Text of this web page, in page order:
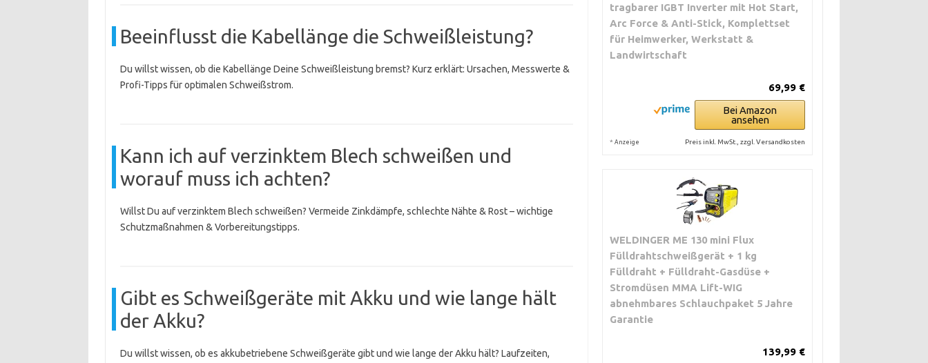
Beeinflusst die Kabellänge die Schweißleistung?
Du willst wissen, ob die Kabellänge Deine Schweißleistung bremst? Kurz erklärt: Ursachen, Messwerte &
Profi-Tipps für optimalen Schweißstrom.
Kann ich auf verzinktem Blech schweißen und
worauf muss ich achten?
Willst Du auf verzinktem Blech schweißen? Vermeide Zinkdämpfe, schlechte Nähte & Rost – wichtige
Schutzmaßnahmen & Vorbereitungstipps.
Gibt es Schweißgeräte mit Akku und wie lange hält
der Akku?
Du willst wissen, ob es akkubetriebene Schweißgeräte gibt und wie lange der Akku hält? Laufzeiten,
tragbarer IGBT Inverter mit Hot Start,
Arc Force & Anti-Stick, Komplettset
für Heimwerker, Werkstatt &
Landwirtschaft
69,99 €
Bei Amazon
ansehen
* Anzeige Preis inkl. MwSt., zzgl. Versandkosten
WELDINGER ME 130 mini Flux
Fülldrahtschweißgerät + 1 kg
Fülldraht + Fülldraht-Gasdüse +
Stromdüsen MMA Lift-WIG
abnehmbares Schlauchpaket 5 Jahre
Garantie
139,99 €